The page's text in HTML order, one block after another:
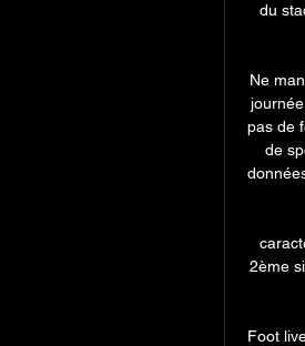
du
Ne
pas de
de
2ème
Foot